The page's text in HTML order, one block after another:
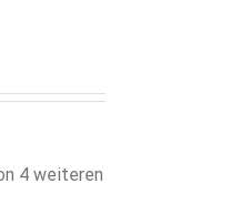
4 weiteren